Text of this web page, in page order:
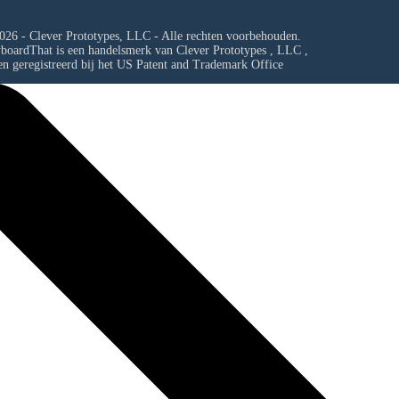
- Clever Prototypes, LLC - Alle rechten voorbehouden.
is een handelsmerk van Clever Prototypes , LLC,
geregistreerd bij het US Patent and Trademark Office